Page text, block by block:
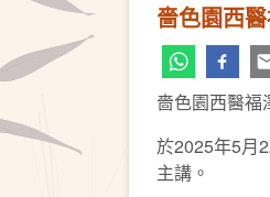
嗇色園西
嗇色園西醫福
於2025年5月
主講。